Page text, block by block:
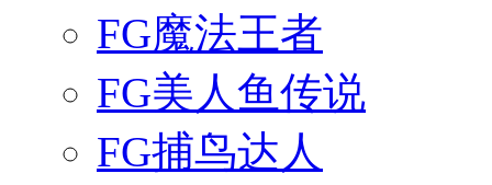
FG魔法王者
FG美人鱼传说
FG捕鸟达人